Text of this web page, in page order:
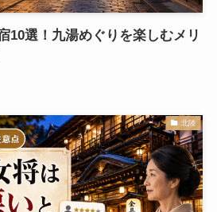
10選！九湯めぐりを楽しむメリ
北陸